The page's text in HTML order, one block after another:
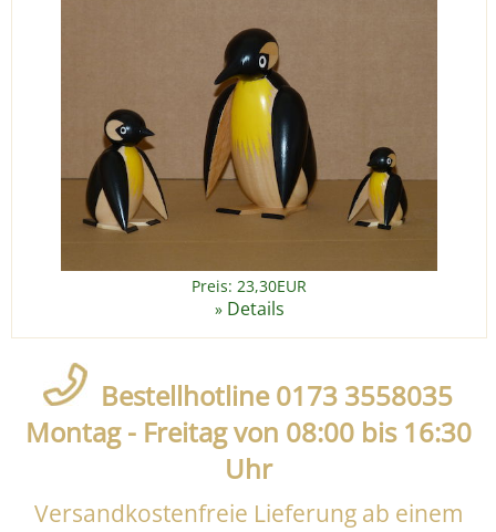
Preis: 23,30EUR
» Details
Bestellhotline 0173 3558035
Montag - Freitag von 08:00 bis 16:30
Uhr
Versandkostenfreie Lieferung ab einem